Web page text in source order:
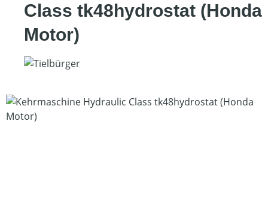
Class tk48hydrostat (Honda
Motor)
Bildergalerie überspringen